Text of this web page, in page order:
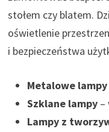
stołem czy blatem.
oświetlenie
i bezpieczeństwa
Metalowe lampy
Szklane lampy –
Lampy z